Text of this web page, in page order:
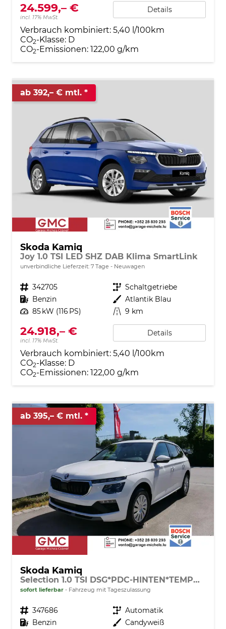
24.599,– €
incl. 17% MwSt.
Details
Verbrauch kombiniert: 5,40 l/100km
CO2-Klasse: D
CO2-Emissionen: 122,00 g/km
ab 392,– € mtl.
Skoda Kamiq
Joy 1.0 TSI LED SHZ DAB Klima SmartLink
unverbindliche Lieferzeit: 7 Tage Neuwagen
Fahrzeugnr. 342705 Getriebe Schaltgetriebe
Kraftstoff Benzin Außenfarbe Atlantik Blau
Leistung 85 kW (116 PS) Kilometerstand 9 km
24.918,– €
incl. 17% MwSt.
Details
Verbrauch kombiniert: 5,40 l/100km
CO2-Klasse: D
CO2-Emissionen: 122,00 g/km
ab 395,– € mtl.
Skoda Kamiq
Selection 1.0 TSI DSG*PDC-HINTEN*TEMPOMAT*SMARTLINK*SHZ*LED*KLIMAAUTOMATIK*
sofort lieferbar Fahrzeug mit Tageszulassung
Fahrzeugnr. 347686 Getriebe Automatik
Kraftstoff Benzin Außenfarbe Candyweiß